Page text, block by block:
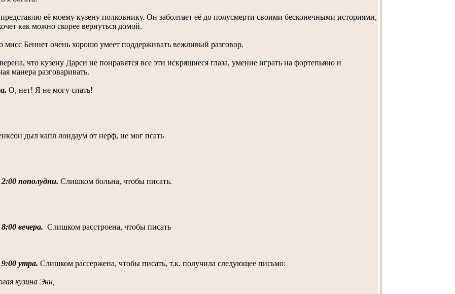
её моему кузену полковнику. Он заболтает её до полусмерти своими бесконечными историями,
как можно скорее вернуться домой.
мисс Беннет очень хорошо умеет поддерживать вежливый разговор.
что кузену Дарси не понравятся все эти искрящиеся глаза, умение играть на фортепьяно и
манера разговаривать.
О, нет! Я не могу спать!
дыл капл лондаум от нерф, не мог псать
2:00 пополудни. Слишком больна, чтобы писать.
вечера. Слишком расстроена, чтобы писать
9:00 утра. Слишком рассержена, чтобы писать, т.к. получила следующее письмо:
кузина Энн,